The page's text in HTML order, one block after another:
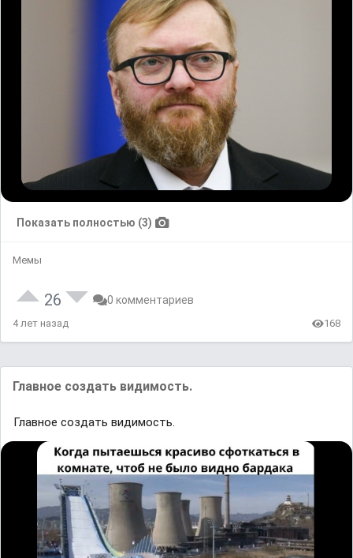
Показать полностью (3)
Мемы
26 0 комментариев
4 лет назад 168
Главное создать видимость.
Главное создать видимость.